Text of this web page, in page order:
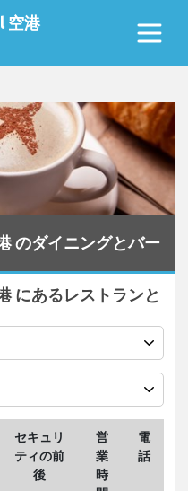
空港
のダイニングとバー
にあるレストランと
セキュリ
ティの前
後
営
業
時
電
話